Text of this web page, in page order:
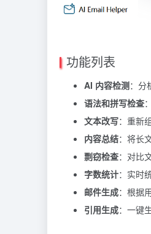
功能列表
AI 内容检测：分
语法和拼写检查
文本改写：重新
内容总结：将长
剽窃检查：对比
字数统计：实时
邮件生成：根据
引用生成：一键